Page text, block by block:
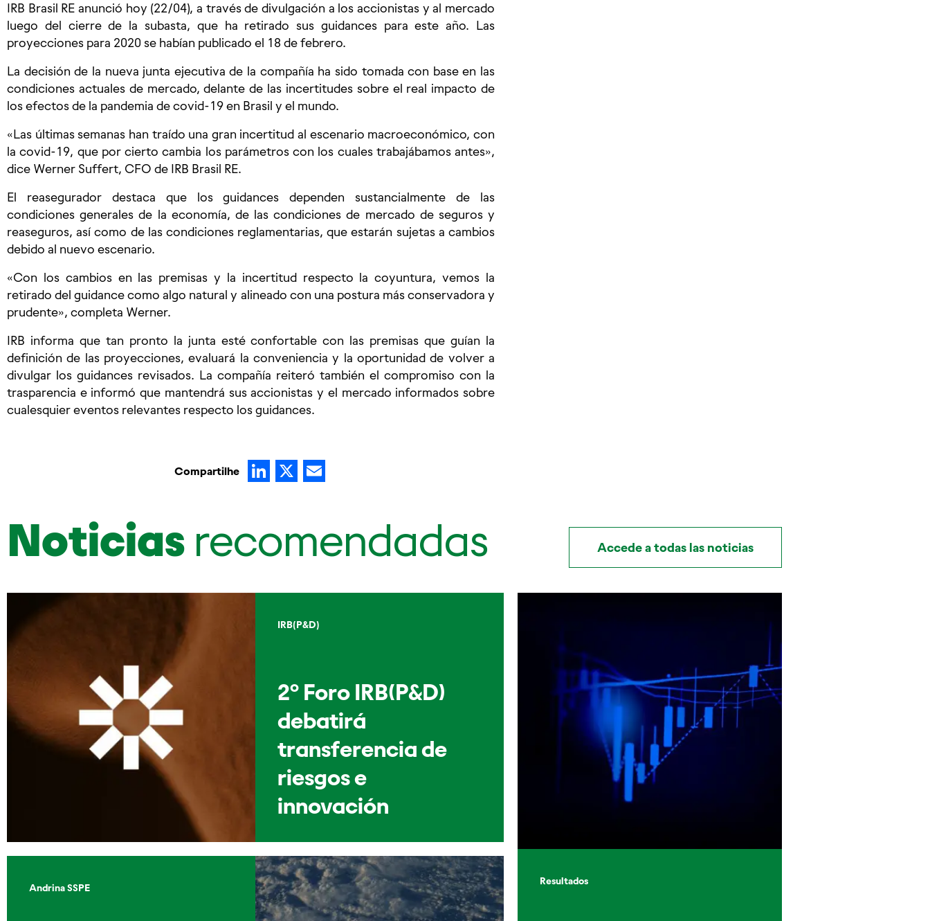
IRB Brasil RE anunció hoy (22/04), a través de divulgación a los accionistas y al mercado
luego del cierre de la subasta, que ha retirado sus guidances para este año. Las
proyecciones para 2020 se habían publicado el 18 de febrero.
La decisión de la nueva junta ejecutiva de la compañía ha sido tomada con base en las
condiciones actuales de mercado, delante de las incertitudes sobre el real impacto de
los efectos de la pandemia de covid-19 en Brasil y el mundo.
«Las últimas semanas han traído una gran incertitud al escenario macroeconómico, con
la covid-19, que por cierto cambia los parámetros con los cuales trabajábamos antes»,
dice Werner Suffert, CFO de IRB Brasil RE.
El reasegurador destaca que los guidances dependen sustancialmente de las
condiciones generales de la economía, de las condiciones de mercado de seguros y
reaseguros, así como de las condiciones reglamentarias, que estarán sujetas a cambios
debido al nuevo escenario.
«Con los cambios en las premisas y la incertitud respecto la coyuntura, vemos la
retirado del guidance como algo natural y alineado con una postura más conservadora y
prudente», completa Werner.
IRB informa que tan pronto la junta esté confortable con las premisas que guían la
definición de las proyecciones, evaluará la conveniencia y la oportunidad de volver a
divulgar los guidances revisados. La compañía reiteró también el compromiso con la
trasparencia e informó que mantendrá sus accionistas y el mercado informados sobre
cualesquier eventos relevantes respecto los guidances.
Compartilhe LinkedIn
X
Noticias recomendadas Accede a todas las noticias
IRB(P&D)
2º Foro IRB(P&D)
debatirá
transferencia de
riesgos e
innovación
Andrina SSPE
Resultados